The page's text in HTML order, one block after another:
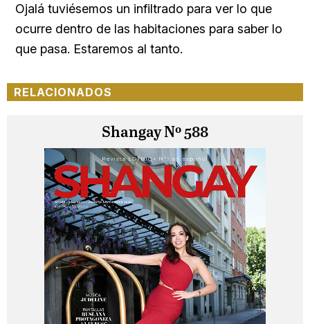
Ojalá tuviésemos un infiltrado para ver lo que
ocurre dentro de las habitaciones para saber lo
que pasa. Estaremos al tanto.
RELACIONADOS
Shangay Nº 588